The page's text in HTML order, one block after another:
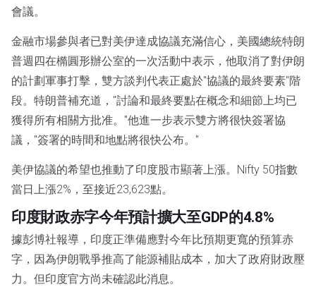
會議。
金融市場參與者已對美伊達成協議充滿信心，美國總統特朗
普週四在橢圓形辦公室的一次活動中表示，他取消了對伊朗
的計劃軍事打擊，雙方談判代表正處於"協議的最終要素"階
段。特朗普補充道，"討論和最終要點在概念和細節上均已
獲得所有相關方批准。"他進一步表示雙方將很快簽署協
議，"簽署的時間和地點將很快公布。"
美伊協議的希望也推動了印度股市顯著上漲。Nifty 50指數
當日上漲2%，至接近23,623點。
印度財政赤字今年預計擴大至GDP的4.8%
據彭博社報導，印度正準備應對今年比預期更寬的預算赤
字，因為伊朗戰爭推高了能源補貼成本，加大了政府財政壓
力。但印度官方尚未確認此消息。